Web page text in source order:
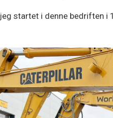
startet i denne bedriften i